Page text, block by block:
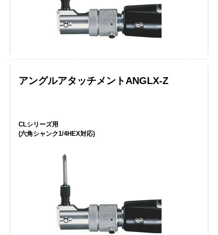
アングルアタッチメントANGLX-Z
CLシリーズ用
(六角シャンク1/4HEX対応)